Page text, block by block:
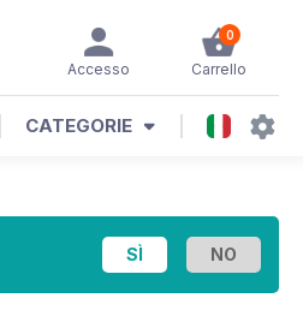
0
Carrello
Accesso
CATEGORIE